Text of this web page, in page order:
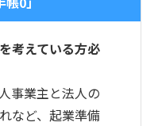
考えている方必
事業主と法人の
など、起業準備